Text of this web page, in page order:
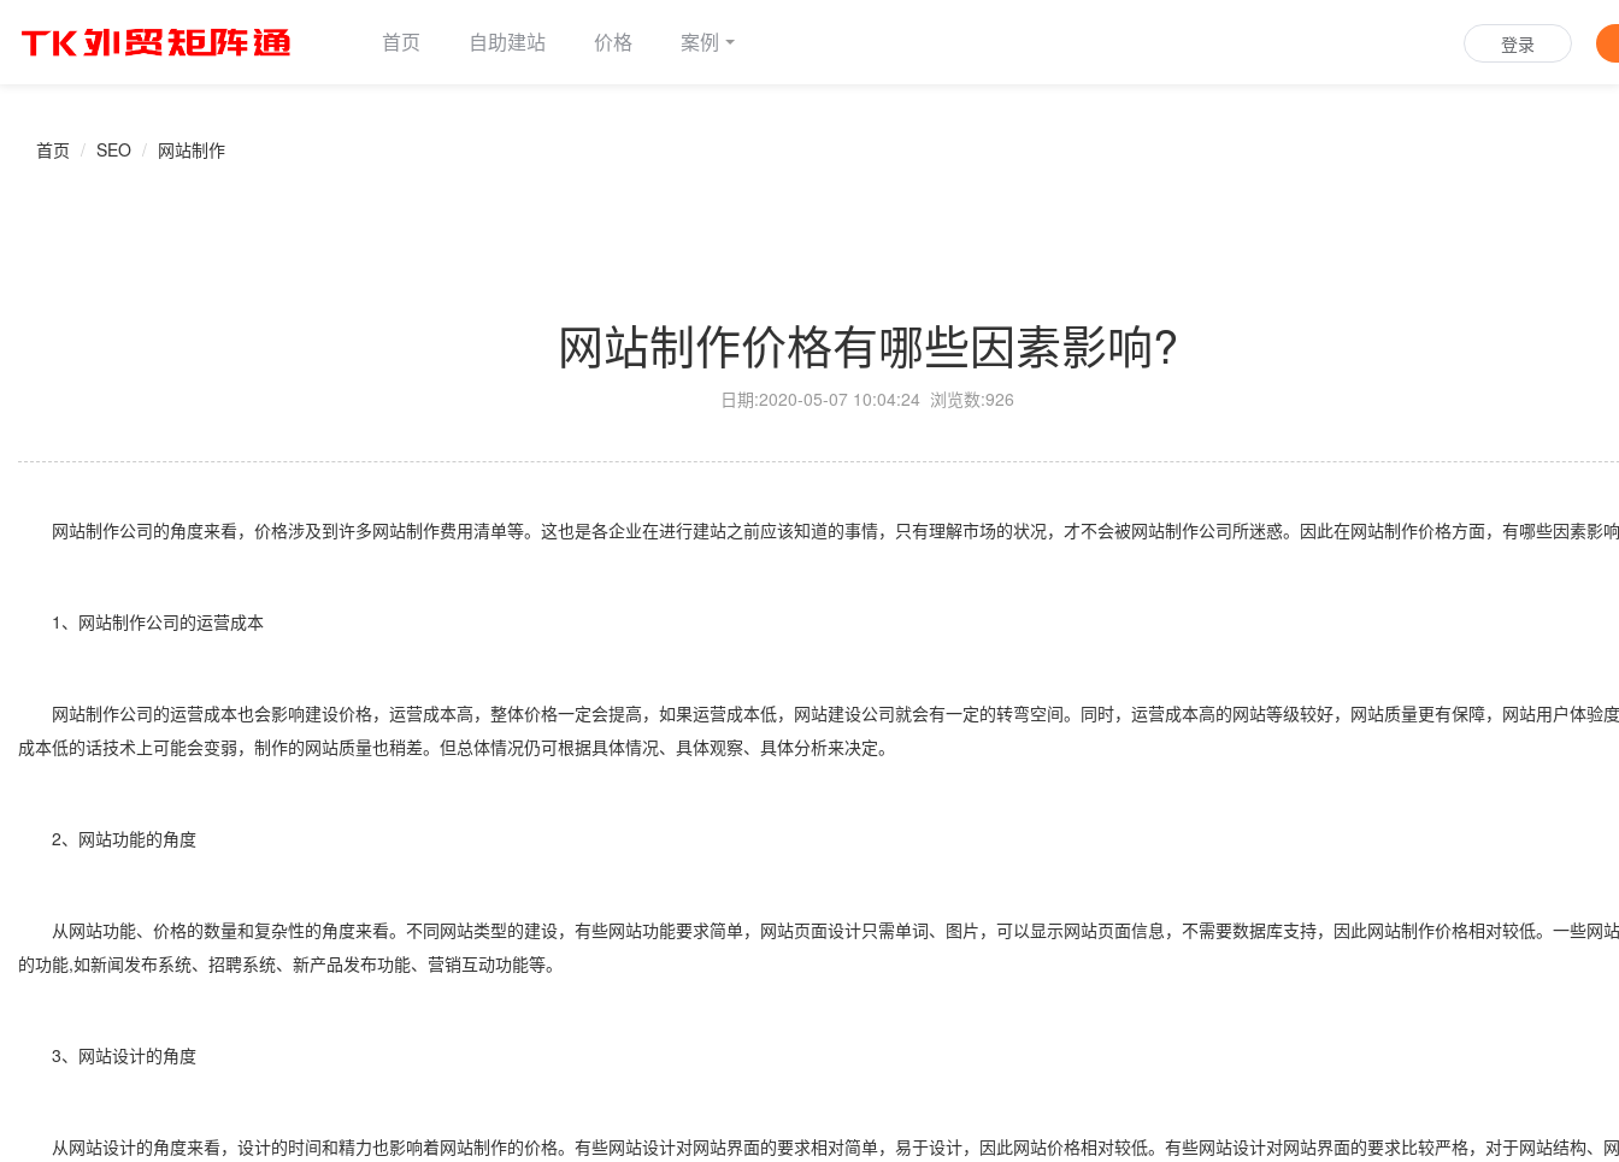
首页 自助建站 价格 案例 登录
首页 SEO 网站制作
网站制作价格有哪些因素影响?
日期:2020-05-07 10:04:24 浏览数:926
网站制作公司的角度来看，价格涉及到许多网站制作费用清单等。这也是各企业在进行建站之前应该知道的事情，只有理解市场的状况，才不会被网站制作公司所迷惑。因此在网站制作价格方面，有哪些因素影
1、网站制作公司的运营成本
网站制作公司的运营成本也会影响建设价格，运营成本高，整体价格一定会提高，如果运营成本低，网站建设公司就会有一定的转弯空间。同时，运营成本高的网站等级较好，网站质量更有保障，网站用户体验
成本低的话技术上可能会变弱，制作的网站质量也稍差。但总体情况仍可根据具体情况、具体观察、具体分析来决定。
2、网站功能的角度
从网站功能、价格的数量和复杂性的角度来看。不同网站类型的建设，有些网站功能要求简单，网站页面设计只需单词、图片，可以显示网站页面信息，不需要数据库支持，因此网站制作价格相对较低。一些网
的功能,如新闻发布系统、招聘系统、新产品发布功能、营销互动功能等。
3、网站设计的角度
从网站设计的角度来看，设计的时间和精力也影响着网站制作的价格。有些网站设计对网站界面的要求相对简单，易于设计，因此网站价格相对较低。有些网站设计对网站界面的要求比较严格，对于网站结构、